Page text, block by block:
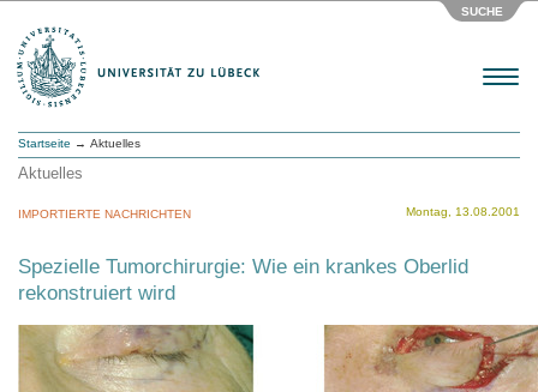
SUCHE
Menu
Startseite → Aktuelles
Aktuelles
Montag, 13.08.2001
IMPORTIERTE NACHRICHTEN
Spezielle Tumorchirurgie: Wie ein krankes Oberlid
rekonstruiert wird